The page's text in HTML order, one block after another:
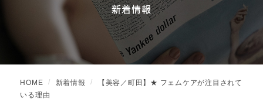
新着情報
HOME 新着情報
【美容／町田】★ フェムケアが注目されて
いる理由